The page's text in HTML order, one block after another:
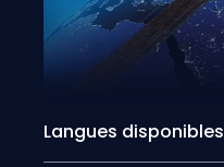
Langues disponibles